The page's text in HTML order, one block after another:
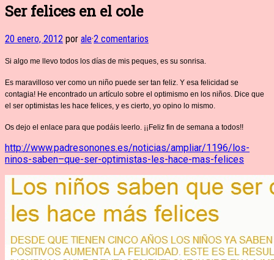
Ser felices en el cole
20 enero, 2012 por ale·2 comentarios
Si algo me llevo todos los días de mis peques, es su sonrisa.
Es maravilloso ver como un niño puede ser tan feliz. Y esa felicidad se
contagia! He encontrado un artículo sobre el optimismo en los niños. Dice que
el ser optimistas les hace felices, y es cierto, yo opino lo mismo.
Os dejo el enlace para que podáis leerlo. ¡¡Feliz fin de semana a todos!!
http://www.padresonones.es/noticias/ampliar/1196/los-
ninos-saben–que-ser-optimistas-les-hace-mas-felices